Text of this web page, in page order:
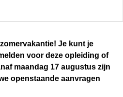
Je kunt je
voor deze opleiding of
maandag 17 augustus zijn
openstaande aanvragen